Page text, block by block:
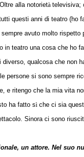
alla notorietà televisiva;
questi anni di teatro (ho
sempre avuto molto rispetto
in teatro una cosa che ho
qualcosa che non
persone si sono sempre
e ritengo che la mia vita
ha fatto sì che ci sia
Sinora ci sono
un attore. Nel suo